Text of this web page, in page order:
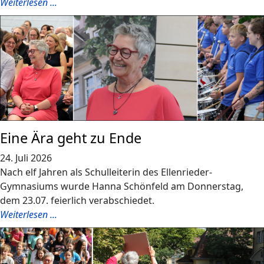
Eine Ära geht zu Ende
24. Juli 2026
Nach elf Jahren als Schulleiterin des Ellenrieder-
Gymnasiums wurde Hanna Schönfeld am Donnerstag,
dem 23.07. feierlich verabschiedet.
Weiterlesen ...